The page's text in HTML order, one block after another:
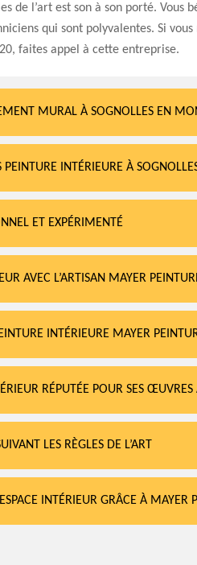
de l’art est son à son porté. Vous
qui sont polyvalentes. Si
faites appel à cette entreprise.
MURAL À SOGNOLLES EN
INTÉRIEURE À
ET EXPÉRIMENTÉ
AVEC L’ARTISAN MAYER
INTÉRIEURE MAYER
RÉPUTÉE POUR SES
LES RÈGLES DE L’ART
INTÉRIEUR GRÂCE À MAYER